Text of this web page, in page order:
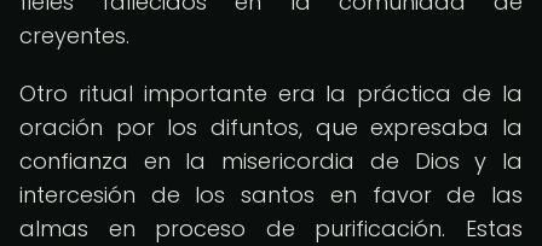
creyentes.
Otro ritual importante era la práctica de la
oración por los difuntos, que expresaba la
confianza en la misericordia de Dios y la
intercesión de los santos en favor de las
almas en proceso de purificación. Estas